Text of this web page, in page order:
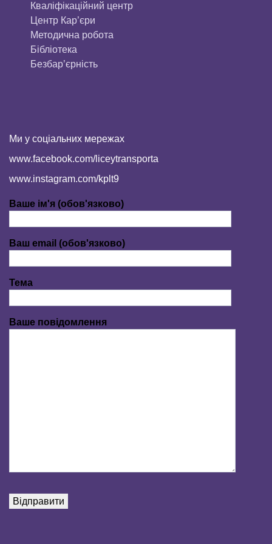
Кваліфікаційний центр
Центр Кар’єри
Методична робота
Бібліотека
Безбар’єрність
Ми у соціальних мережах
www.facebook.com/liceytransporta
www.instagram.com/kplt9
Ваше ім'я (обов'язково)
Ваш email (обов'язково)
Тема
Ваше повідомлення